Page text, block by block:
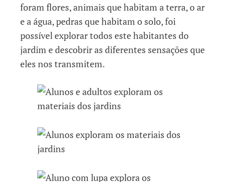
foram flores, animais que habitam a terra, o ar
e a água, pedras que habitam o solo, foi
possível explorar todos este habitantes do
jardim e descobrir as diferentes sensações que
eles nos transmitem.